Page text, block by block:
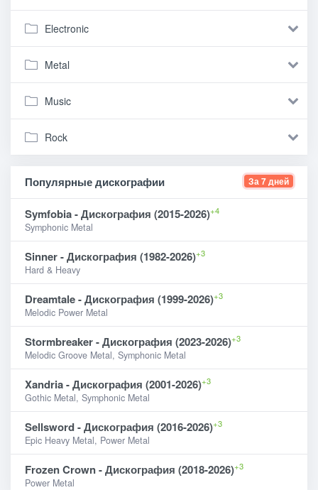
Electronic
Metal
Music
Rock
Популярные дискографии За 7 дней
Symfobia - Дискография (2015-2026)+4
Symphonic Metal
Sinner - Дискография (1982-2026)+3
Hard & Heavy
Dreamtale - Дискография (1999-2026)+3
Melodic Power Metal
Stormbreaker - Дискография (2023-2026)+3
Melodic Groove Metal, Symphonic Metal
Xandria - Дискография (2001-2026)+3
Gothic Metal, Symphonic Metal
Sellsword - Дискография (2016-2026)+3
Epic Heavy Metal, Power Metal
Frozen Crown - Дискография (2018-2026)+3
Power Metal